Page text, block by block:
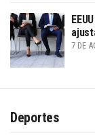
7 DE
Deportes